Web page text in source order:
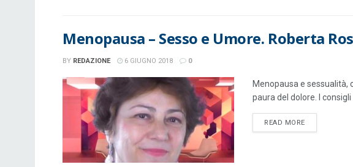
Menopausa – Sesso e Umore. Roberta
BY REDAZIONE 6 GIUGNO 2018 0
Menopausa e sessualità,
paura del dolore. I
READ MOREDETAILS